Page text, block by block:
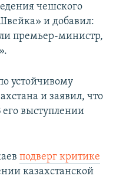
чешского
и добавил:
премьер-министр,
устойчивому
и заявил, что
выступлении
подверг критике
казахстанской